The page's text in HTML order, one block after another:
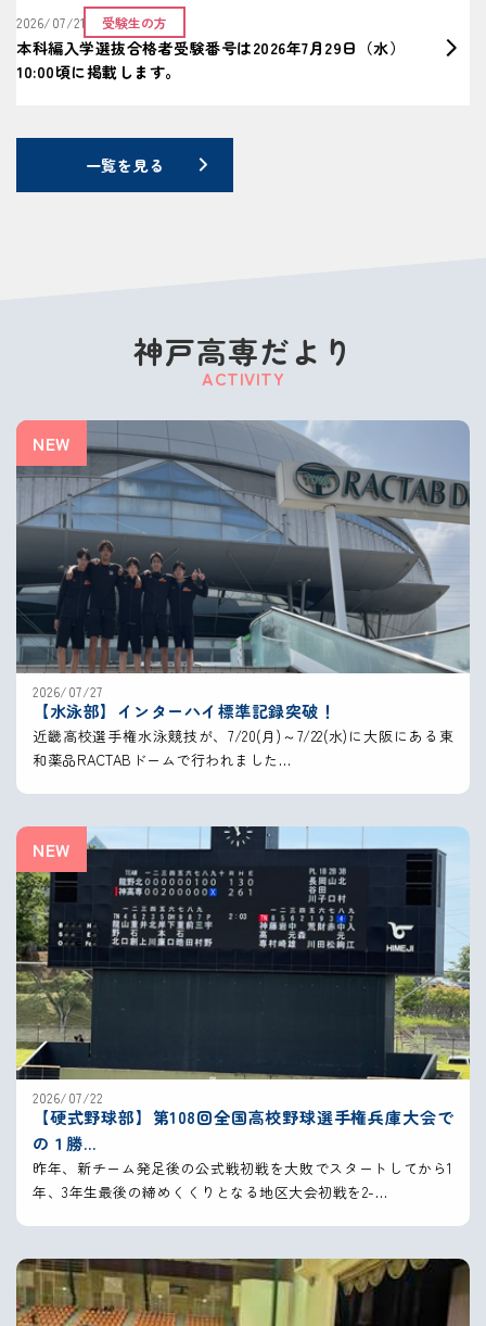
2026/07/21 受験生の方
本科編入学選抜合格者受験番号は2026年7月29日（水）
10:00頃に掲載します。
一覧を見る
神戸高専だより
ACTIVITY
NEW
2026/07/27
【水泳部】インターハイ標準記録突破！
近畿高校選手権水泳競技が、7/20(月)～7/22(水)に大阪にある東
和薬品RACTABドームで行われました…
NEW
2026/07/22
【硬式野球部】第108回全国高校野球選手権兵庫大会で
の１勝…
昨年、新チーム発足後の公式戦初戦を大敗でスタートしてから1
年、3年生最後の締めくくりとなる地区大会初戦を2-…